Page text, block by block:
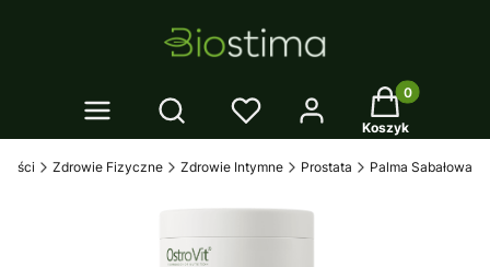
Otwórz wyszukiwarkę Twój koszyk:
Koszyk
Zdrowie Fizyczne Zdrowie Intymne Prostata Palma Sabałowa